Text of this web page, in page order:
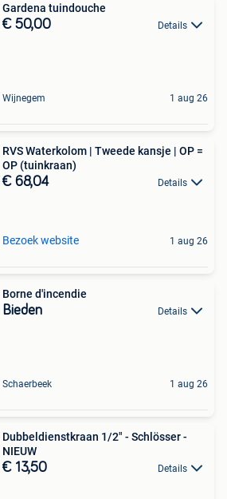
Gardena tuindouche
€ 50,00 Details
Wijnegem 1 aug 26
RVS Waterkolom | Tweede kansje | OP =
OP (tuinkraan)
€ 68,04 Details
Bezoek website 1 aug 26
Borne d'incendie
Bieden Details
Schaerbeek 1 aug 26
Dubbeldienstkraan 1/2" - Schlösser -
NIEUW
€ 13,50 Details